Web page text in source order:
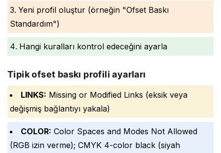
Yeni profil oluştur (örneğin "Ofset Baskı
Standardım")
Hangi kuralları kontrol edeceğini ayarla
Tipik ofset baskı profili ayarları
LINKS: Missing or Modified Links (eksik veya
değişmiş bağlantıyı yakala)
COLOR: Color Spaces and Modes Not Allowed
(RGB izin verme); CMYK 4-color black (siyah